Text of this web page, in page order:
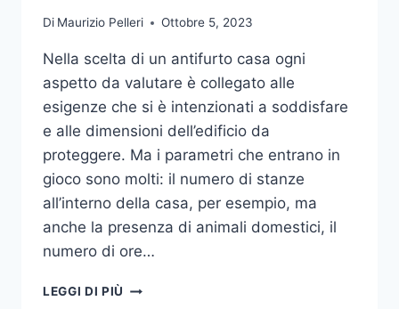
ECCO
SCEGLIERE
Di Maurizio Pelleri Ottobre 5, 2023
Nella scelta di un antifurto casa ogni
aspetto da valutare è collegato alle
esigenze che si è intenzionati a soddisfare
e alle dimensioni dell’edificio da
proteggere. Ma i parametri che entrano in
gioco sono molti: il numero di stanze
all’interno della casa, per esempio, ma
anche la presenza di animali domestici, il
numero di ore…
LEGGI DI PIÙ COME